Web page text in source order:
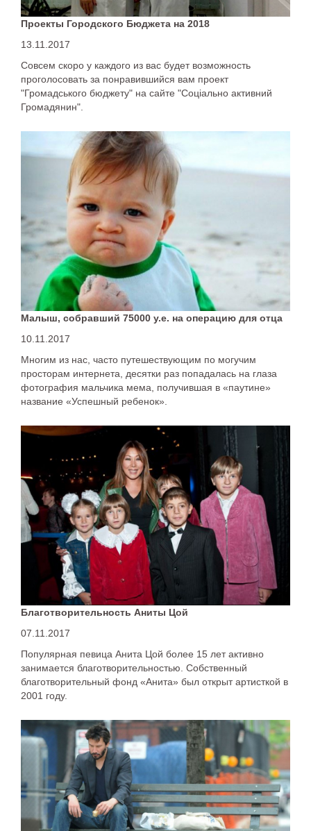
Проекты Городского Бюджета на 2018
13.11.2017
Совсем скоро у каждого из вас будет возможность
проголосовать за понравившийся вам проект
"Громадського бюджету" на сайте "Соціально активний
Громадянин".
Малыш, собравший 75000 у.е. на операцию для отца
10.11.2017
Многим из нас, часто путешествующим по могучим
просторам интернета, десятки раз попадалась на глаза
фотография мальчика мема, получившая в «паутине»
название «Успешный ребенок».
Благотворительность Аниты Цой
07.11.2017
Популярная певица Анита Цой более 15 лет активно
занимается благотворительностью. Собственный
благотворительный фонд «Анита» был открыт артисткой в
2001 году.